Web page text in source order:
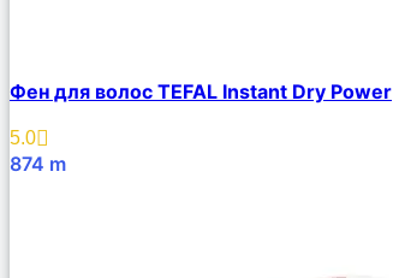
Фен для волос TEFAL Instant Dry Power
5.0
874 m